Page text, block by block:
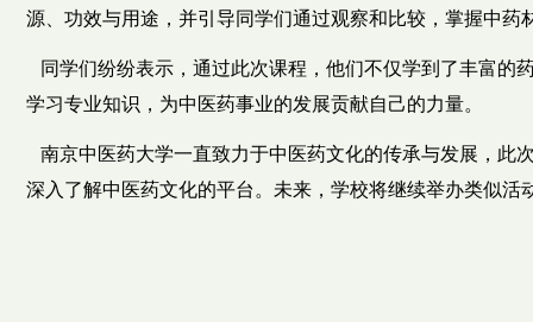
源、功效与用途，并引导同学们通过观察和比较，掌握中药
同学们纷纷表示，通过此次课程，他们不仅学到了丰富的
学习专业知识，为中医药事业的发展贡献自己的力量。
南京中医药大学一直致力于中医药文化的传承与发展，此
深入了解中医药文化的平台。未来，学校将继续举办类似